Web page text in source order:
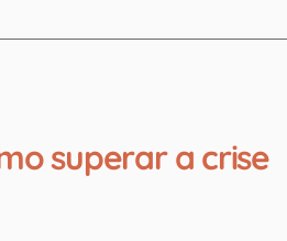
superar a crise